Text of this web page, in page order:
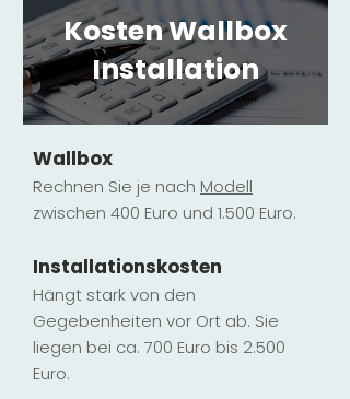
Kosten Wallbox
Installation
Wallbox
Rechnen Sie je nach Modell
zwischen 400 Euro und 1.500 Euro.
Installationskosten
Hängt stark von den
Gegebenheiten vor Ort ab. Sie
liegen bei ca. 700 Euro bis 2.500
Euro.